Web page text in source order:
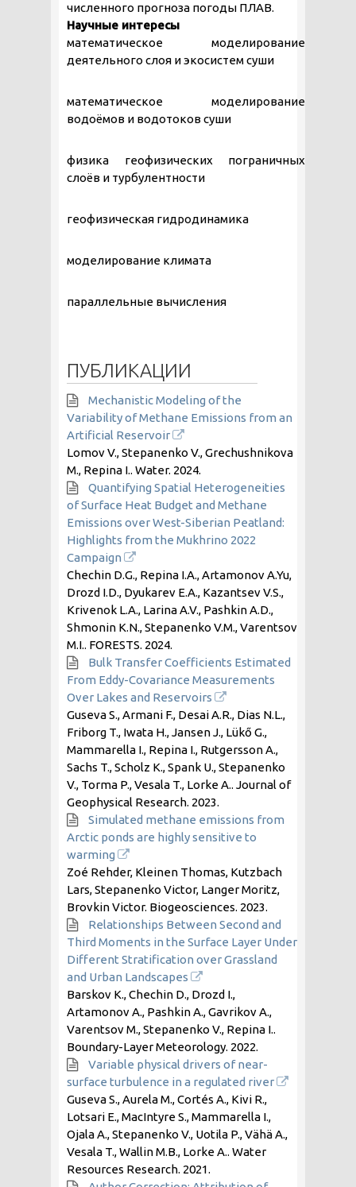
численного прогноза погоды ПЛАВ.
Научные интересы
математическое моделирование
деятельного слоя и экосистем суши
математическое моделирование
водоёмов и водотоков суши
физика геофизических пограничных
слоёв и турбулентности
геофизическая гидродинамика
моделирование климата
параллельные вычисления
ПУБЛИКАЦИИ
Mechanistic Modeling of the
Variability of Methane Emissions from an
Artificial Reservoir
Lomov V., Stepanenko V., Grechushnikova
M., Repina I.. Water. 2024.
Quantifying Spatial Heterogeneities
of Surface Heat Budget and Methane
Emissions over West-Siberian Peatland:
Highlights from the Mukhrino 2022
Campaign
Chechin D.G., Repina I.A., Artamonov A.Yu,
Drozd I.D., Dyukarev E.A., Kazantsev V.S.,
Krivenok L.A., Larina A.V., Pashkin A.D.,
Shmonin K.N., Stepanenko V.M., Varentsov
M.I.. FORESTS. 2024.
Bulk Transfer Coefficients Estimated
From Eddy-Covariance Measurements
Over Lakes and Reservoirs
Guseva S., Armani F., Desai A.R., Dias N.L.,
Friborg T., Iwata H., Jansen J., Lükő G.,
Mammarella I., Repina I., Rutgersson A.,
Sachs T., Scholz K., Spank U., Stepanenko
V., Torma P., Vesala T., Lorke A.. Journal of
Geophysical Research. 2023.
Simulated methane emissions from
Arctic ponds are highly sensitive to
warming
Zoé Rehder, Kleinen Thomas, Kutzbach
Lars, Stepanenko Victor, Langer Moritz,
Brovkin Victor. Biogeosciences. 2023.
Relationships Between Second and
Third Moments in the Surface Layer Under
Different Stratification over Grassland
and Urban Landscapes
Barskov K., Chechin D., Drozd I.,
Artamonov A., Pashkin A., Gavrikov A.,
Varentsov M., Stepanenko V., Repina I..
Boundary-Layer Meteorology. 2022.
Variable physical drivers of near-
surface turbulence in a regulated river
Guseva S., Aurela M., Cortés A., Kivi R.,
Lotsari E., MacIntyre S., Mammarella I.,
Ojala A., Stepanenko V., Uotila P., Vähä A.,
Vesala T., Wallin M.B., Lorke A.. Water
Resources Research. 2021.